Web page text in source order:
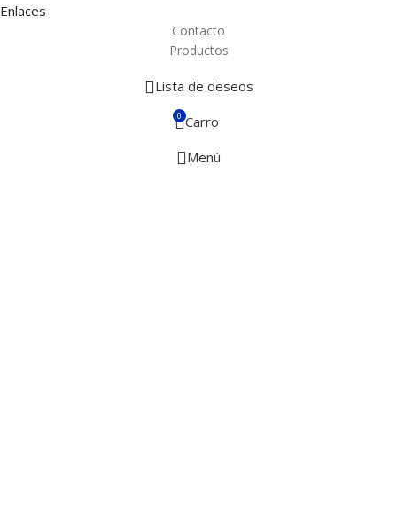
Enlaces
Contacto
Productos
Lista de deseos
0 Carro
Menú